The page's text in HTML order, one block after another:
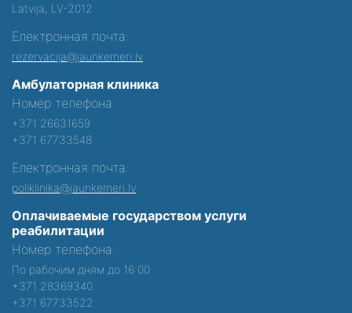
Latvija, LV-2012
Електронная почта:
rezervacija@jaunkemeri.lv
Амбулаторная клиника
Номер телефона:
+371 26631659
+371 67733548
Електронная почта:
poliklinika@jaunkemeri.lv
Оплачиваемые государством услуги
реабилитации
Номер телефона:
По рабочим дням до 16:00
+371 28369340
+371 67733522